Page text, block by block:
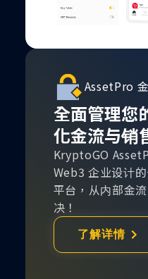
AssetPro
全面管理您
化金流与销
KryptoGO
Web3 企业设计
平台，从内部金
决！
了解详情